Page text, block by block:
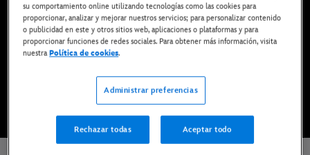
Ya en cines
COMPRAR ENTRADAS
VER TRÁILER
su comportamiento online utilizando tecnologías como las cookies para
proporcionar, analizar y mejorar nuestros servicios; para personalizar contenido
o publicidad en este y otros sitios web, aplicaciones o plataformas y para
proporcionar funciones de redes sociales. Para obtener más información, visita
nuestraPolítica de cookies.
Administrar preferencias
Rechazar todas Aceptar todo